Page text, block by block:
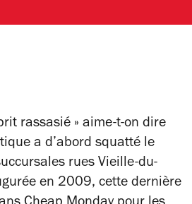
rassasié » aime-t-on dire
a d’abord squatté le
rues Vieille-du-
en 2009, cette dernière